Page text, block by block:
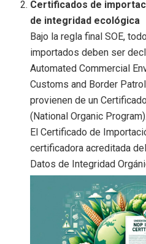
Certificados de
de integridad ecológica
Bajo la regla final SOE,
importados deben ser
Automated Commercial
Customs and Border
provienen de un
(National Organic Program).
El Certificado de
certificadora acreditada
Datos de Integridad